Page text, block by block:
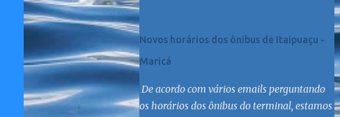
Novos horários dos ônibus de Itaipuaçu -
Maricá
De acordo com vários emails perguntando
os horários dos ônibus do terminal, estamos